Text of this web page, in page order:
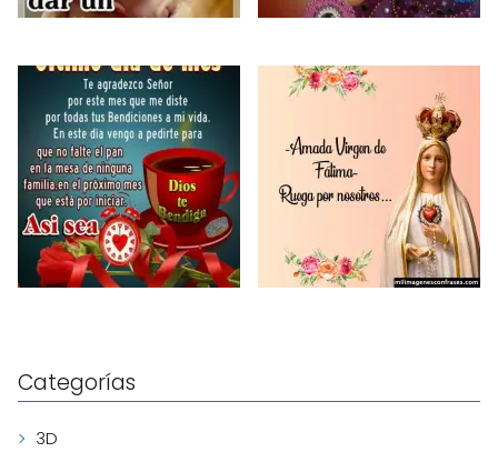
Categorías
3D